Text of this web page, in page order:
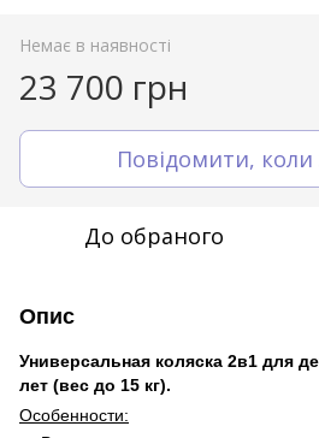
Немає в наявності
23 700 грн
Повідомити, коли
До обраного
Опис
Универсальная коляска 2в1 для
лет (вес до 15 кг).
Особенности: